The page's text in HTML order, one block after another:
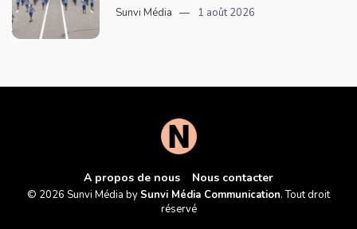
Sunvi Média 1 août 2026
A propos de nous Nous contacter
© 2026 Sunvi Média by Sunvi Média Communication. Tout droit
réservé